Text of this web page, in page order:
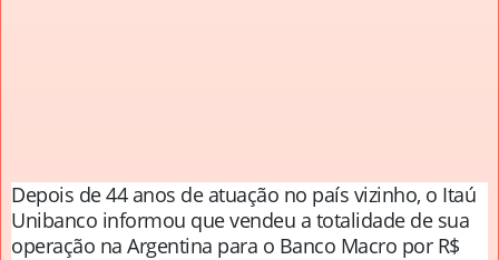
Depois de 44 anos de atuação no país vizinho, o Itaú
Unibanco informou que vendeu a totalidade de sua
operação na Argentina para o Banco Macro por R$